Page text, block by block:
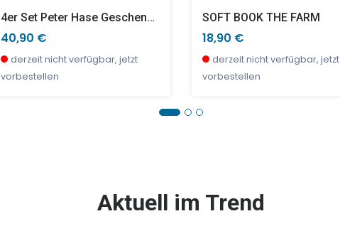
4er Set Peter Hase Geschenkset Dessertteller XMas
40,90 €
derzeit nicht verfügbar, jetzt
vorbestellen
SOFT BOOK THE FARM
18,90 €
derzeit nicht verfügbar, jetzt
vorbestellen
Aktuell im Trend